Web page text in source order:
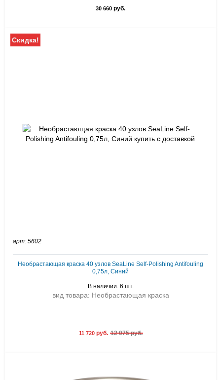
30 660 руб.
Скидка!
арт: 5602
Необрастающая краска 40 узлов SeaLine Self-Polishing Antifouling
0,75л, Синий
В наличии: 6 шт.
вид товара: Необрастающая краска
11 720руб. 12 075 руб.